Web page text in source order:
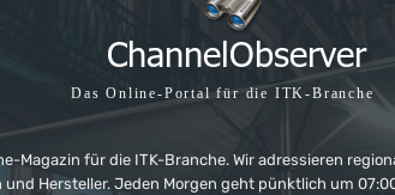
Das Online-Portal für die ITK-Branche
Magazin für die ITK-Branche. Wir adressieren
und Hersteller. Jeden Morgen geht pünktlich um